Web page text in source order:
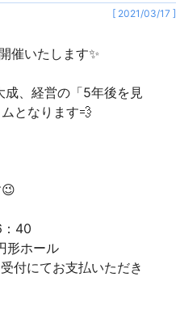
[ 2021/03/17 ]
催いたします✨
、経営の「5年後を見
となります💨
：40
形ホール
付にてお支払いただき